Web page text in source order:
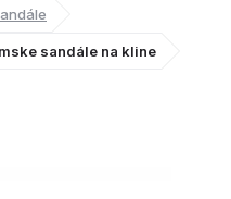
sandále na kline